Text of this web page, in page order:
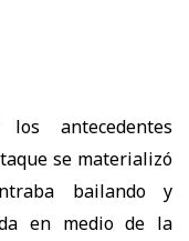
antecedentes
se materializó
bailando y
en medio de la